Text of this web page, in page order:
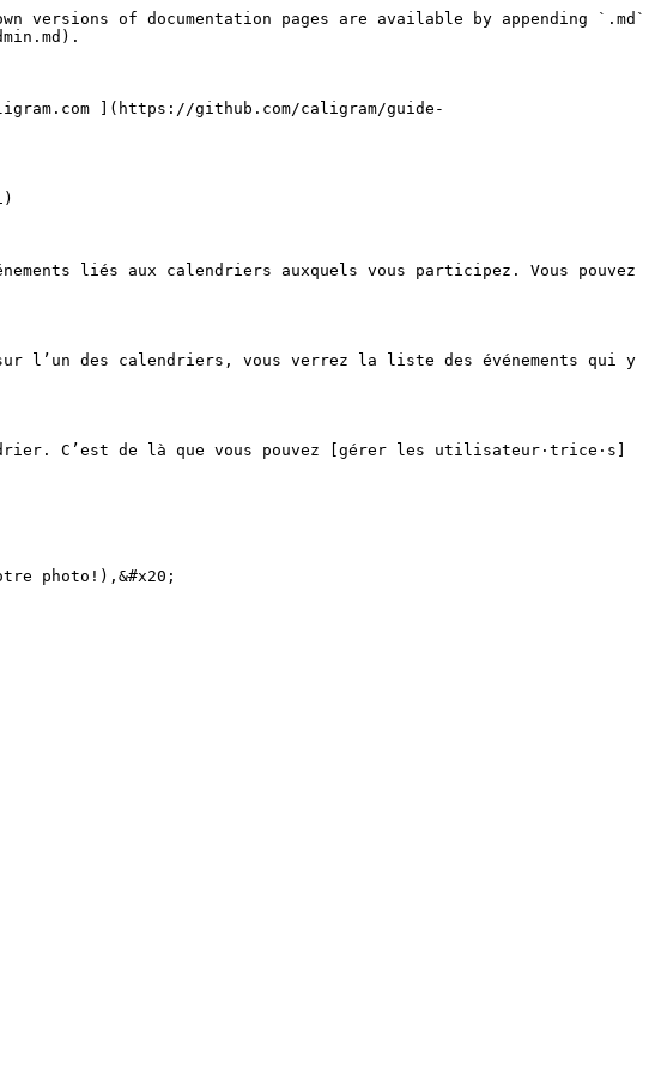
of documentation pages are available by appending `.md`
](https://github.com/caligram/guide-
liés aux calendriers auxquels vous participez. Vous pouvez
l’un des calendriers, vous verrez la liste des événements qui y
C’est de là que vous pouvez [gérer les utilisateur·trice·s]
photo!),&#x20;